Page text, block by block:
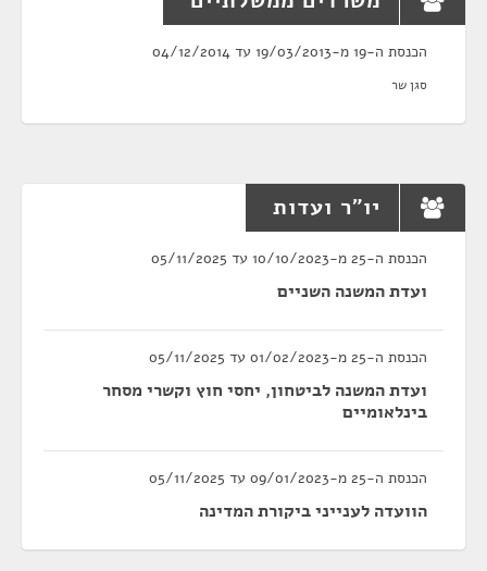
הכנסת ה-19 מ-19/03/2013 עד 04/12/2014
סגן שר
יו"ר ועדות
הכנסת ה-25 מ-10/10/2023 עד 05/11/2025
ועדת המשנה השניים
הכנסת ה-25 מ-01/02/2023 עד 05/11/2025
ועדת המשנה לביטחון, יחסי חוץ וקשרי מסחר
בינלאומיים
הכנסת ה-25 מ-09/01/2023 עד 05/11/2025
הוועדה לענייני ביקורת המדינה